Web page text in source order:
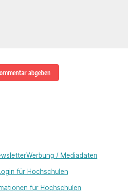
abgeben
Werbung / Mediadaten
für Hochschulen
für Hochschulen